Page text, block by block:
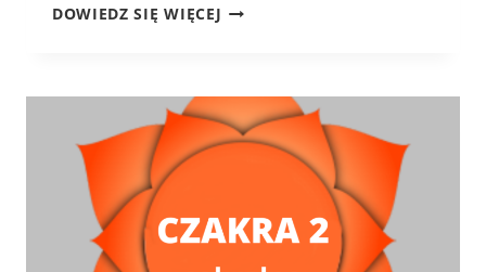
DOWIEDZ SIĘ WIĘCEJ CZAKRA